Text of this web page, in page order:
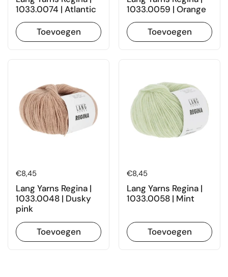
1033.0074 | Atlantic
Toevoegen
1033.0059 | Orange
Toevoegen
Prijs:
€8,45
Lang Yarns Regina |
1033.0048 | Dusky
pink
Toevoegen
Prijs:
€8,45
Lang Yarns Regina |
1033.0058 | Mint
Toevoegen